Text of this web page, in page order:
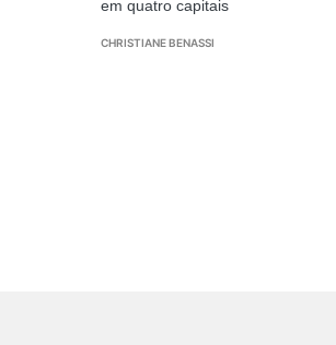
em quatro capitais
CHRISTIANE BENASSI